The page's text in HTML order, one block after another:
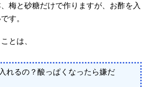
梅と砂糖だけで作りますが、お酢を入
す。
とは、
れるの？酸っぱくなったら嫌だ